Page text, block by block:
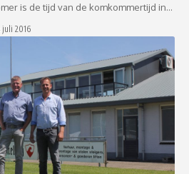
is de tijd van de komkommertijd in…
juli 2016